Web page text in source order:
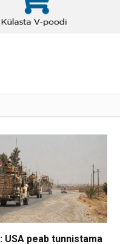
USA peab tunnistama